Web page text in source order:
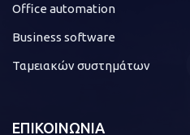
Office automation
Business software
Ταμειακών συστημάτων
ΕΠΙΚΟΙΝΩΝΙΑ